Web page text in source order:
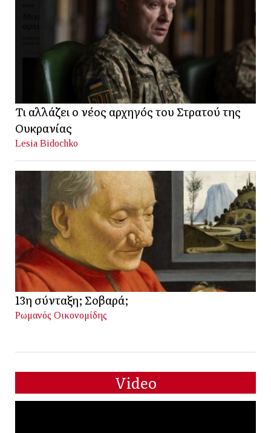
Τι αλλάζει ο νέος αρχηγός του Στρατού της
Ουκρανίας
Lesia Bidochko
13η σύνταξη; Σοβαρά;
Ρωμανός Οικονομίδης
Video